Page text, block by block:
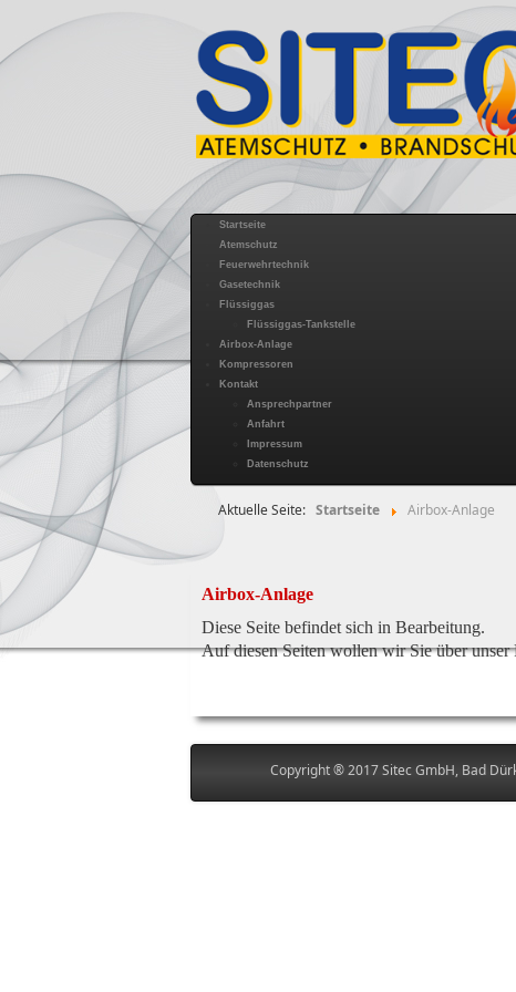
Startseite
Atemschutz
Feuerwehrtechnik
Gasetechnik
Flüssiggas
Flüssiggas-Tankstelle
Airbox-Anlage
Kompressoren
Kontakt
Ansprechpartner
Anfahrt
Impressum
Datenschutz
Aktuelle Seite: Startseite Airbox-Anlage
Airbox-Anlage
Diese Seite befindet sich in Bearbeitung.
Auf diesen Seiten wollen wir Sie über
Copyright ® 2017 Sitec GmbH, Bad